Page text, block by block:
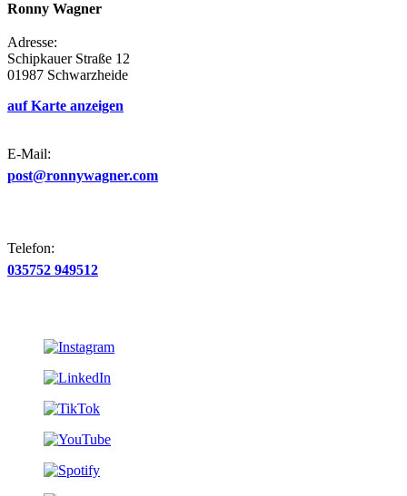
Ronny Wagner
Adresse:
Schipkauer Straße 12
01987 Schwarzheide
auf Karte anzeigen
E-Mail:
post@ronnywagner.com
Telefon:
035752 949512